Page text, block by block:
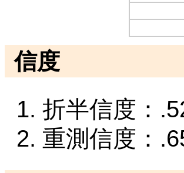
信度
折半信度：
重測信度：